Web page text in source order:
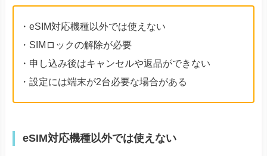
・eSIM対応機種以外では使えない
・SIMロックの解除が必要
・申し込み後はキャンセルや返品ができない
・設定には端末が2台必要な場合がある
eSIM対応機種以外では使えない